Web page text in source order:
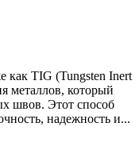
как TIG (Tungsten Inert
металлов, который
швов. Этот способ
надежность и...